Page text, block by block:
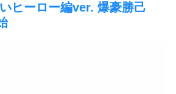
ヒーロー編ver. 爆豪勝己